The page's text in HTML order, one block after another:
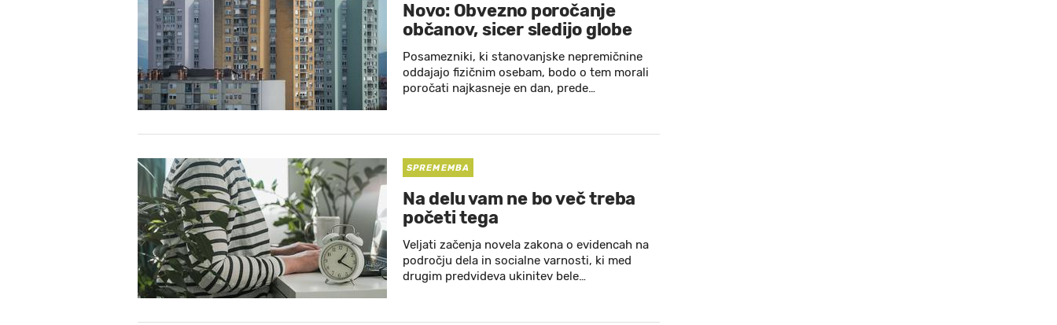
Novo: Obvezno poročanje
občanov, sicer sledijo globe
Posamezniki, ki stanovanjske nepremičnine
oddajajo fizičnim osebam, bodo o tem morali
poročati najkasneje en dan, prede…
SPREMEMBA
Na delu vam ne bo več treba
početi tega
Veljati začenja novela zakona o evidencah na
področju dela in socialne varnosti, ki med
drugim predvideva ukinitev bele…